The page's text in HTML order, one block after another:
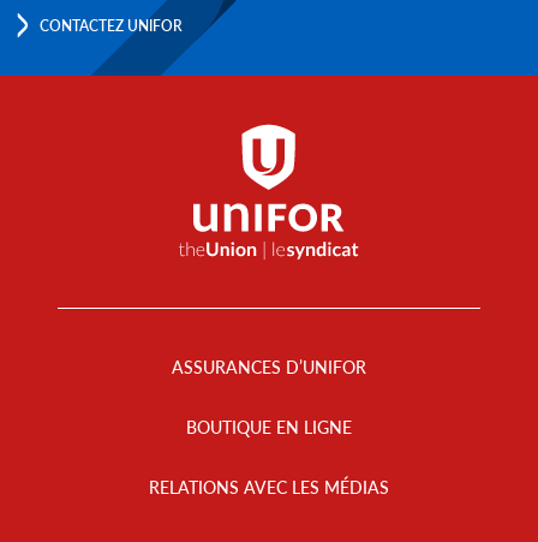
CONTACTEZ UNIFOR
ASSURANCES D’UNIFOR
BOUTIQUE EN LIGNE
RELATIONS AVEC LES MÉDIAS